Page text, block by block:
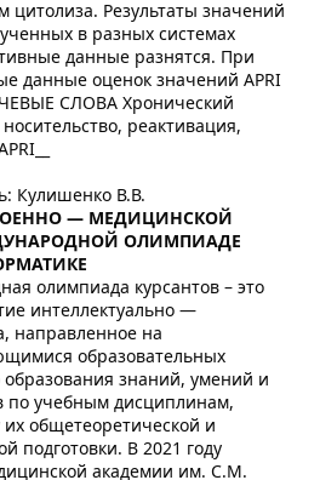
Результаты значений
в разных системах
данные разнятся. При
данные оценок значений APRI
СЛОВА Хронический
реактивация,
Кулишенко В.В.
— МЕДИЦИНСКОЙ
ОЛИМПИАДЕ
олимпиада курсантов – это
интеллектуально —
направленное на
образовательных
знаний, умений и
по учебным дисциплинам,
общетеоретической и
подготовки. В 2021 году
академии им. С.М.